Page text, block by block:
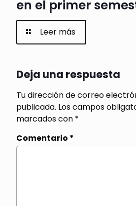
en el primer
Leer más
Deja una respuesta
Tu dirección de correo
publicada. Los campos
marcados con *
Comentario *